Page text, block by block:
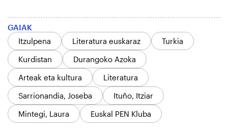
GAIAK
Itzulpena
Literatura euskaraz
Turkia
Kurdistan
Durangoko Azoka
Arteak eta kultura
Literatura
Sarrionandia, Joseba
Ituño, Itziar
Mintegi, Laura
Euskal PEN Kluba